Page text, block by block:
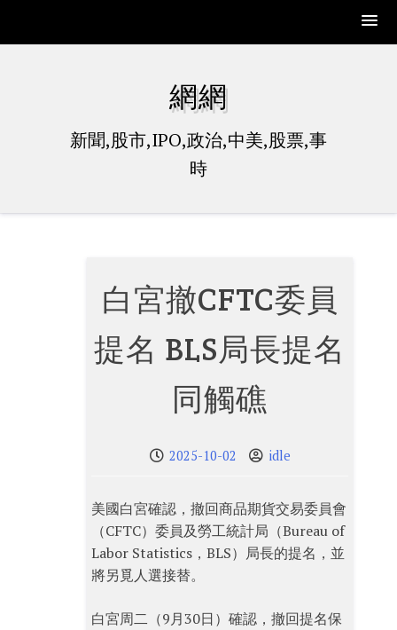
網網
新聞,股市,IPO,政治,中美,股票,事
時
白宮撤CFTC委員
提名 BLS局長提名
同觸礁
2025-10-02 idle
美國白宮確認，撤回商品期貨交易委員會
（CFTC）委員及勞工統計局（Bureau of
Labor Statistics，BLS）局長的提名，並
將另覓人選接替。
白宮周二（9月30日）確認，撤回提名保